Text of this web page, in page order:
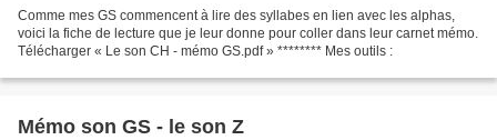
Comme mes GS commencent à lire des syllabes en lien avec les alphas,
voici la fiche de lecture que je leur donne pour coller dans leur carnet mémo.
Télécharger « Le son CH - mémo GS.pdf » ******** Mes outils :
Mémo son GS - le son Z